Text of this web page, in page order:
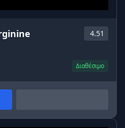
4.51
Διαθέσιμο